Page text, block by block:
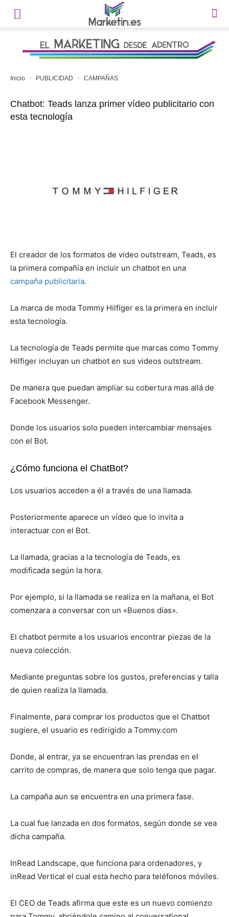
Inicio PUBLICIDAD CAMPAÑAS
Chatbot: Teads lanza primer vídeo publicitario con
esta tecnología
El creador de los formatos de video outstream, Teads, es
la primera compañía en incluir un chatbot en una
campaña publicitaria.
La marca de moda Tommy Hilfiger es la primera en incluir
esta tecnología.
La tecnología de Teads permite que marcas como Tommy
Hilfiger incluyan un chatbot en sus videos outstream.
De manera que puedan ampliar su cobertura mas allá de
Facebook Messenger.
Donde los usuarios solo pueden intercambiar mensajes
con el Bot.
¿Cómo funciona el ChatBot?
Los usuarios acceden a él a través de una llamada.
Posteriormente aparece un vídeo que lo invita a
interactuar con el Bot.
La llamada, gracias a la tecnología de Teads, es
modificada según la hora.
Por ejemplo, si la llamada se realiza en la mañana, el Bot
comenzara a conversar con un «Buenos días».
El chatbot permite a los usuarios encontrar piezas de la
nueva colección.
Mediante preguntas sobre los gustos, preferencias y talla
de quien realiza la llamada.
Finalmente, para comprar los productos que el Chatbot
sugiere, el usuario es redirigido a Tommy.com
Donde, al entrar, ya se encuentran las prendas en el
carrito de compras, de manera que solo tenga que pagar.
La campaña aun se encuentra en una primera fase.
La cual fue lanzada en dos formatos, según donde se vea
dicha campaña.
InRead Landscape, que funciona para ordenadores, y
inRead Vertical el cual esta hecho para teléfonos móviles.
El CEO de Teads afirma que este es un nuevo comienzo